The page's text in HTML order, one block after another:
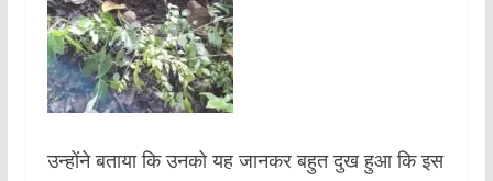
उन्होंने बताया कि उनको यह जानकर बहुत दुख हुआ कि इस